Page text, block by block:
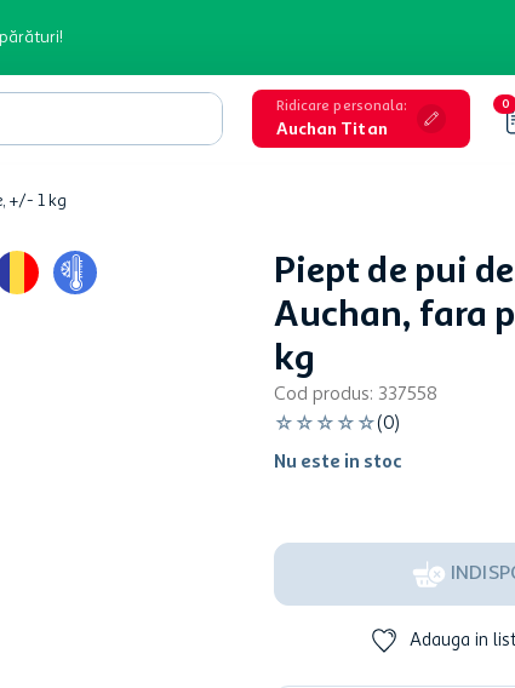
Ridicare personala:
Auchan Titan
0
+/- 1 kg
Piept de pui
Auchan, fara
kg
Cod produs: 337558
☆ ☆ ☆ ☆ ☆(0)
Nu este in stoc
Adauga in